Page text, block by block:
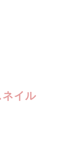
ネイル